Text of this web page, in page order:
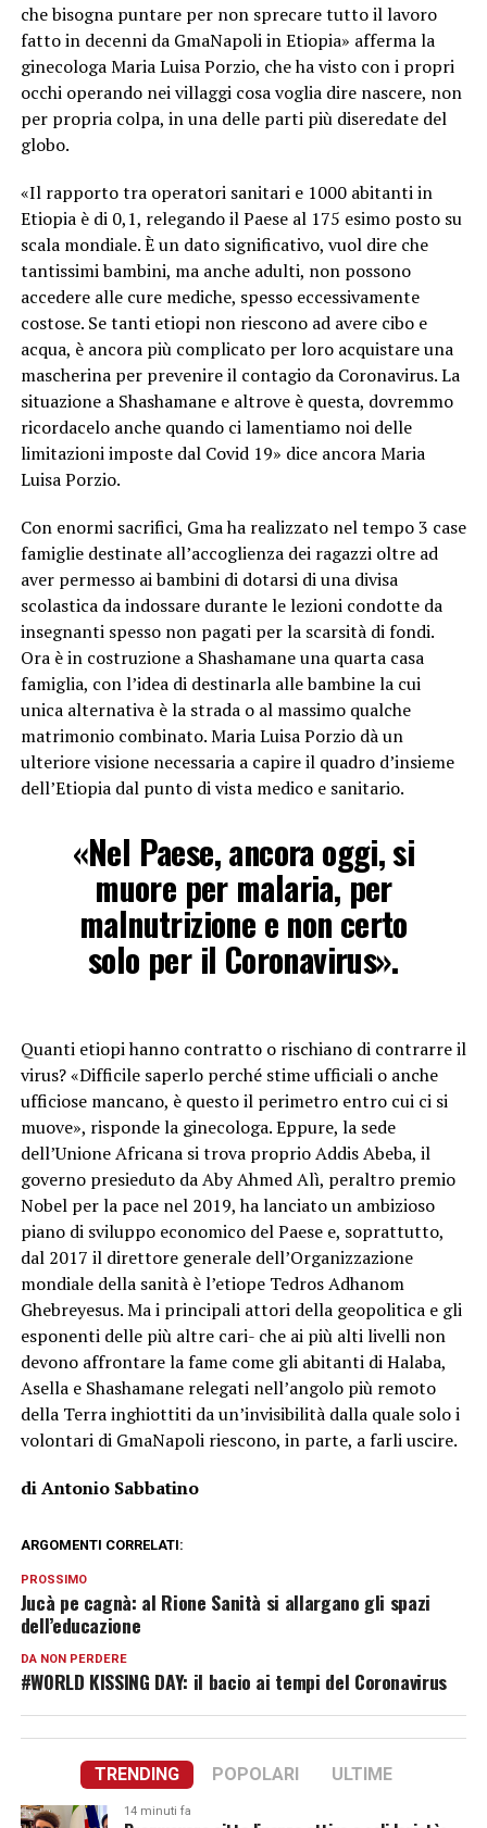
che bisogna puntare per non sprecare tutto il lavoro
fatto in decenni da GmaNapoli in Etiopia» afferma la
ginecologa Maria Luisa Porzio, che ha visto con i propri
occhi operando nei villaggi cosa voglia dire nascere, non
per propria colpa, in una delle parti più diseredate del
globo.
«Il rapporto tra operatori sanitari e 1000 abitanti in
Etiopia è di 0,1, relegando il Paese al 175 esimo posto su
scala mondiale. È un dato significativo, vuol dire che
tantissimi bambini, ma anche adulti, non possono
accedere alle cure mediche, spesso eccessivamente
costose. Se tanti etiopi non riescono ad avere cibo e
acqua, è ancora più complicato per loro acquistare una
mascherina per prevenire il contagio da Coronavirus. La
situazione a Shashamane e altrove è questa, dovremmo
ricordacelo anche quando ci lamentiamo noi delle
limitazioni imposte dal Covid 19» dice ancora Maria
Luisa Porzio.
Con enormi sacrifici, Gma ha realizzato nel tempo 3 case
famiglie destinate all’accoglienza dei ragazzi oltre ad
aver permesso ai bambini di dotarsi di una divisa
scolastica da indossare durante le lezioni condotte da
insegnanti spesso non pagati per la scarsità di fondi.
Ora è in costruzione a Shashamane una quarta casa
famiglia, con l’idea di destinarla alle bambine la cui
unica alternativa è la strada o al massimo qualche
matrimonio combinato. Maria Luisa Porzio dà un
ulteriore visione necessaria a capire il quadro d’insieme
dell’Etiopia dal punto di vista medico e sanitario.
«Nel Paese, ancora oggi, si
muore per malaria, per
malnutrizione e non certo
solo per il Coronavirus».
Quanti etiopi hanno contratto o rischiano di contrarre il
virus? «Difficile saperlo perché stime ufficiali o anche
ufficiose mancano, è questo il perimetro entro cui ci si
muove», risponde la ginecologa. Eppure, la sede
dell’Unione Africana si trova proprio Addis Abeba, il
governo presieduto da Aby Ahmed Alì, peraltro premio
Nobel per la pace nel 2019, ha lanciato un ambizioso
piano di sviluppo economico del Paese e, soprattutto,
dal 2017 il direttore generale dell’Organizzazione
mondiale della sanità è l’etiope Tedros Adhanom
Ghebreyesus. Ma i principali attori della geopolitica e gli
esponenti delle più altre cari- che ai più alti livelli non
devono affrontare la fame come gli abitanti di Halaba,
Asella e Shashamane relegati nell’angolo più remoto
della Terra inghiottiti da un’invisibilità dalla quale solo i
volontari di GmaNapoli riescono, in parte, a farli uscire.
di Antonio Sabbatino
ARGOMENTI CORRELATI:
PROSSIMO
Jucà pe cagnà: al Rione Sanità si allargano gli spazi
dell’educazione
DA NON PERDERE
#WORLD KISSING DAY: il bacio ai tempi del Coronavirus
TRENDING POPOLARI ULTIME
14 minuti fa